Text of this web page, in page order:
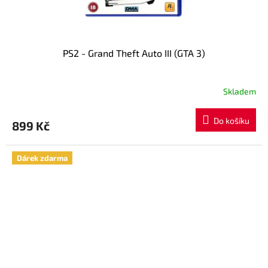
PS2 - Grand Theft Auto III (GTA 3)
Skladem
899 Kč Do košíku
Dárek zdarma